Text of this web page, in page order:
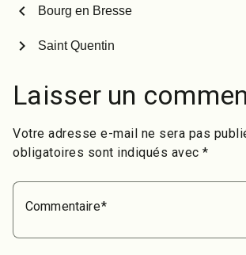
chevron_left Bourg en Bresse
Saint Quentin
chevron_right
Laisser un
Votre adresse e-mail ne sera pas
obligatoires sont indiqués avec *
Commentaire